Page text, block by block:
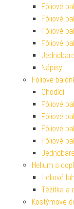
Fóliové
Fóliové
Fóliové
Fóliové
Nápisy
Fóliové
Chodící
Fóliové
Fóliové
Fóliové
Fóliové
Helium a
Heliové
Těžítka a
Kostýmové